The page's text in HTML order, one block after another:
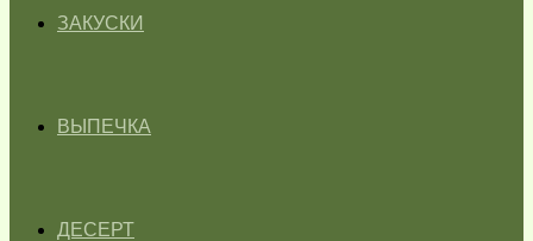
ЗАКУСКИ
ВЫПЕЧКА
ДЕСЕРТ